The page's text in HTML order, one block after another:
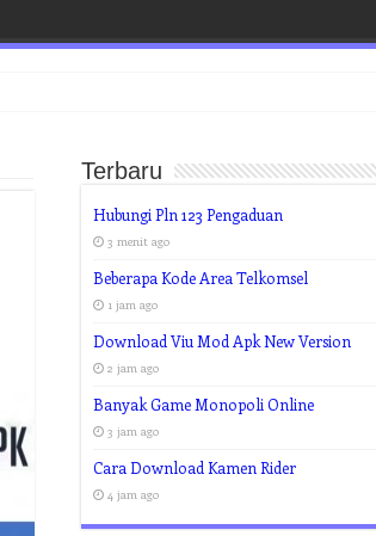
Terbaru
Hubungi Pln 123 Pengaduan
3 menit ago
Beberapa Kode Area Telkomsel
1 jam ago
Download Viu Mod Apk New Version
2 jam ago
Banyak Game Monopoli Online
3 jam ago
Cara Download Kamen Rider
4 jam ago